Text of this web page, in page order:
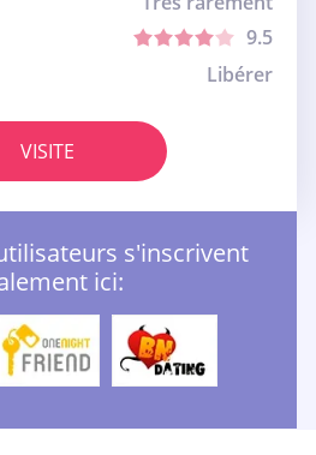
9.5
Libérer
VISITE
s'inscrivent
ici: